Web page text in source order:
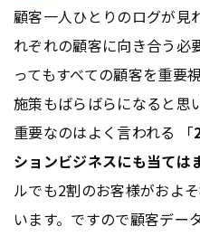
顧客一人ひとりのログが見
れぞれの顧客に向き合う必
ってもすべての顧客を重要
施策もばらばらになると思
重要なのはよく言われる 「
ションビジネスにも当ては
ルでも2割のお客様がおよ
います。ですので顧客デー